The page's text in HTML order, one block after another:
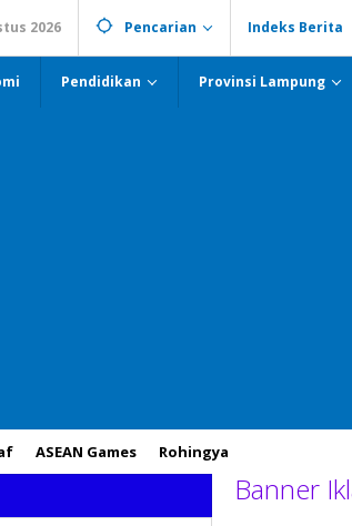
2026 Pencarian Indeks Berita
Pendidikan Provinsi Lampung
ASEAN Games Rohingya
Banner